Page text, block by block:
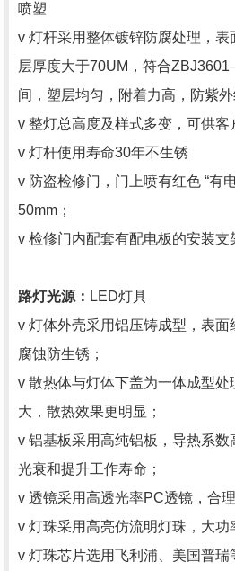
喷塑
v 灯杆采用整体镀锌防腐处理，
层厚度大于70UM，符合
间，塑层均匀，附着力高，防紫外
v 整灯总高度及样式多变，可供客
v 灯杆使用寿命30年不生锈
v 防盗检修门，门上喷有红色 “有
50mm；
v 检修门内配套有配电板的安装支
路灯光源： LED灯具
v 灯体外壳采用铝压铸成型，表
腐蚀防生锈；
v 散热体与灯体下盖为一体成型处
大，散热效果更明显；
v 铝基板采用高纯铝板，导热系数
光衰和提升工作寿命；
v 透镜采用高透光率PC透镜，合
v 灯珠采用高亮仿流明灯珠，大功
v 灯珠芯片选用飞利浦、美国普瑞